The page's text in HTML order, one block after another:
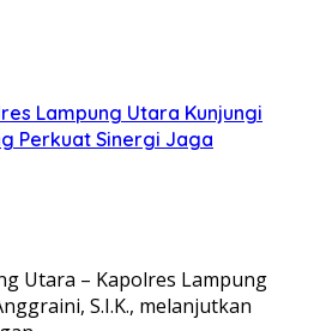
Lampung Utara Kunjungi
Perkuat Sinergi Jaga
Utara – Kapolres Lampung
S.I.K., melanjutkan